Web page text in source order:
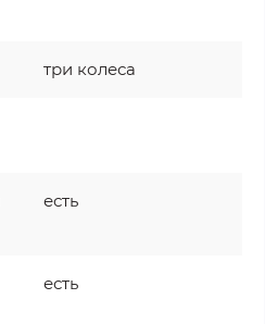
три колеса
есть
есть